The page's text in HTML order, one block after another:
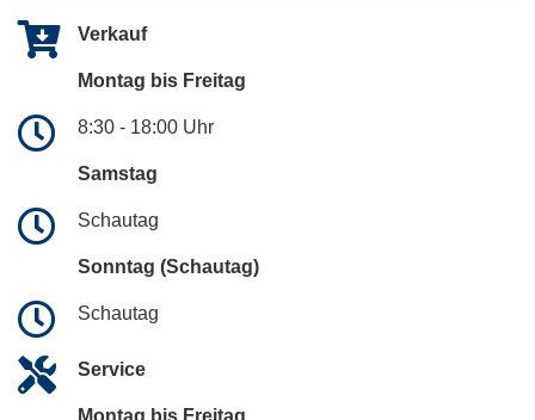
Verkauf
Montag bis Freitag
8:30 - 18:00 Uhr
Samstag
Schautag
Sonntag (Schautag)
Schautag
Service
Montag bis Freitag